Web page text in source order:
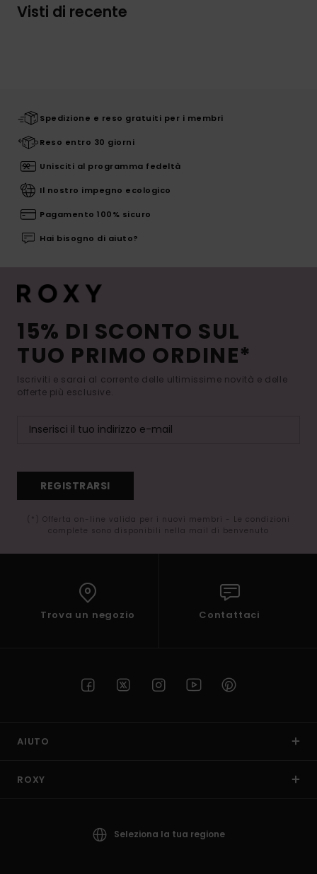
Visti di recente
Spedizione e reso gratuiti per i membri
Reso entro 30 giorni
Unisciti al programma fedeltà
Il nostro impegno ecologico
Pagamento 100% sicuro
Hai bisogno di aiuto?
15% DI SCONTO SUL
TUO PRIMO ORDINE*
Iscriviti e sarai al corrente delle ultimissime novità e delle
offerte più esclusive.
REGISTRARSI
(*) Offerta on-line valida per i nuovi membri - Le condizioni
complete sono disponibili nella mail di benvenuto
Trova un negozio Contattaci
AIUTO
ROXY
Seleziona la tua regione